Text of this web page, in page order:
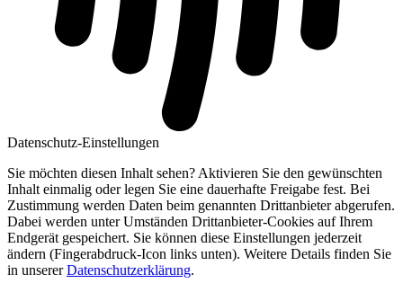
Datenschutz-Einstellungen
Sie möchten diesen Inhalt sehen? Aktivieren Sie den gewünschten
Inhalt einmalig oder legen Sie eine dauerhafte Freigabe fest. Bei
Zustimmung werden Daten beim genannten Drittanbieter abgerufen.
Dabei werden unter Umständen Drittanbieter-Cookies auf Ihrem
Endgerät gespeichert. Sie können diese Einstellungen jederzeit
ändern (Fingerabdruck-Icon links unten). Weitere Details finden Sie
in unsererDatenschutzerklärung.